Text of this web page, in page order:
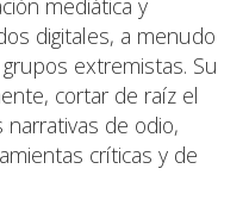
digitales, a menudo
extremistas. Su
cortar de raíz el
de odio,
críticas y de